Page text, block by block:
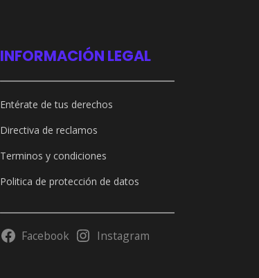
INFORMACIÓN LEGAL
Entérate de tus derechos
Directiva de reclamos
Terminos y condiciones
Politica de protección de datos
Facebook Instagram